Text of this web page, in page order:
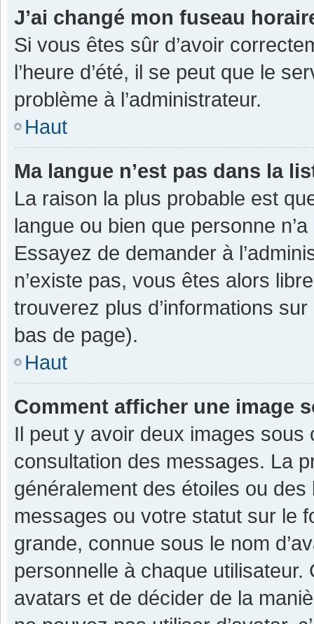
J’ai changé mon fuseau
Si vous êtes sûr d’avoir
l’heure d’été, il se peut que le
problème à l’administrateur.
Haut
Ma langue n’est pas dans la
La raison la plus probable est
langue ou bien que personne
Essayez de demander à
n’existe pas, vous êtes alors
trouverez plus d’informations
bas de page).
Haut
Comment afficher une image
Il peut y avoir deux images sous
consultation des messages. La
généralement des étoiles ou
messages ou votre statut sur le
grande, connue sous le nom
personnelle à chaque utilisateur.
avatars et de décider de la